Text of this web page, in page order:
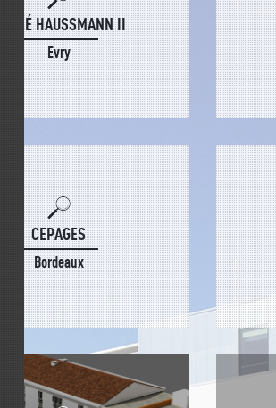
CARRÉ HAUSSMANN II
Evry
CEPAGES
Bordeaux